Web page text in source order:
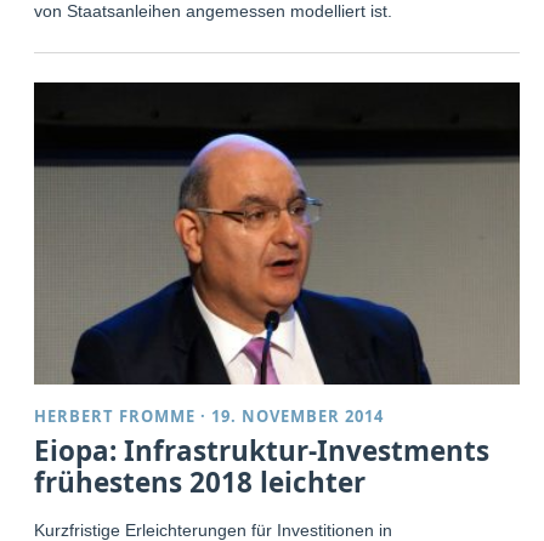
von Staatsanleihen angemessen modelliert ist.
HERBERT FROMME · 19. NOVEMBER 2014
Eiopa: Infrastruktur-Investments
frühestens 2018 leichter
Kurzfristige Erleichterungen für Investitionen in